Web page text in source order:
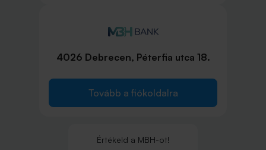
4026 Debrecen, Péterfia utca 18.
Tovább a fiókoldalra
Értékeld a MBH-ot!